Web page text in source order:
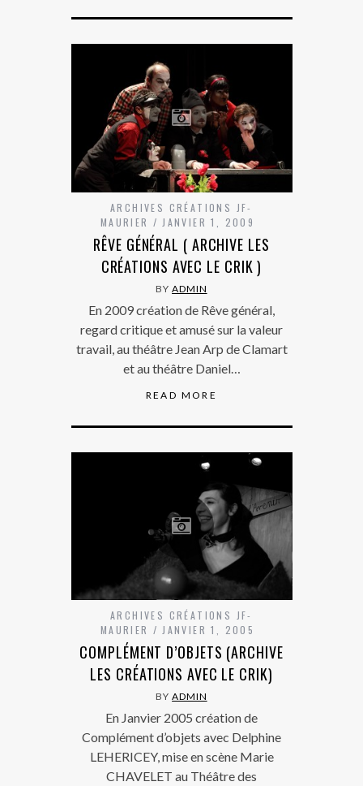
ARCHIVES CRÉATIONS JF-
MAURIER
JANVIER 1, 2009
RÊVE GÉNÉRAL ( ARCHIVE LES
CRÉATIONS AVEC LE CRIK )
BYADMIN
En 2009 création de Rêve général,
regard critique et amusé sur la valeur
travail, au théâtre Jean Arp de Clamart
et au théâtre Daniel…
READ MORE
ARCHIVES CRÉATIONS JF-
MAURIER
JANVIER 1, 2005
COMPLÉMENT D’OBJETS (ARCHIVE
LES CRÉATIONS AVEC LE CRIK)
BYADMIN
En Janvier 2005 création de
Complément d’objets avec Delphine
LEHERICEY, mise en scène Marie
CHAVELET au Théâtre des